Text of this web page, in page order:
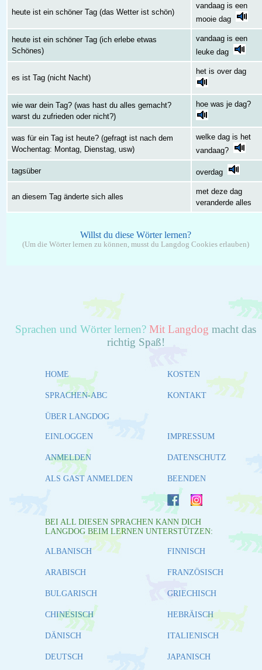
heute ist ein schöner Tag (das Wetter ist schön)
vandaag is een
mooie dag
heute ist ein schöner Tag (ich erlebe etwas
Schönes)
vandaag is een
leuke dag
es ist Tag (nicht Nacht)
het is over dag
wie war dein Tag? (was hast du alles gemacht?
warst du zufrieden oder nicht?)
hoe was je dag?
was für ein Tag ist heute? (gefragt ist nach dem
Wochentag: Montag, Dienstag, usw)
welke dag is het
vandaag?
tagsüber overdag
an diesem Tag änderte sich alles
met deze dag
veranderde alles
Willst du diese Wörter lernen?
(Um die Wörter lernen zu können, musst du Langdog Cookies erlauben)
Sprachen und Wörter lernen? Mit Langdog macht das
richtig Spaß!
HOME
SPRACHEN-ABC
ÜBER LANGDOG
KOSTEN
KONTAKT
EINLOGGEN
ANMELDEN
ALS GAST ANMELDEN
IMPRESSUM
DATENSCHUTZ
BEENDEN
BEI ALL DIESEN SPRACHEN KANN DICH
LANGDOG BEIM LERNEN UNTERSTÜTZEN:
ALBANISCH
ARABISCH
BULGARISCH
CHINESISCH
DÄNISCH
DEUTSCH
FINNISCH
FRANZÖSISCH
GRIECHISCH
HEBRÄISCH
ITALIENISCH
JAPANISCH